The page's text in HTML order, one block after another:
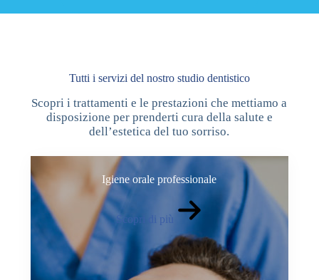
Tutti i servizi del nostro studio dentistico
Scopri i trattamenti e le prestazioni che mettiamo a
disposizione per prenderti cura della salute e
dell’estetica del tuo sorriso.
Igiene orale professionale
Scopri di più